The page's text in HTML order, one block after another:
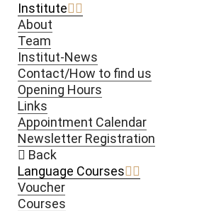
Institute
About
Team
Institut-News
Contact/How to find us
Opening Hours
Links
Appointment Calendar
Newsletter Registration
Back
Language Courses
Voucher
Courses